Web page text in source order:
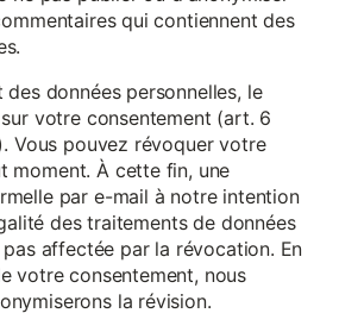
qui contiennent des
données personnelles, le
votre consentement (art. 6
Vous pouvez révoquer votre
moment. À cette fin, une
par e-mail à notre intention
des traitements de données
affectée par la révocation. En
votre consentement, nous
la révision.